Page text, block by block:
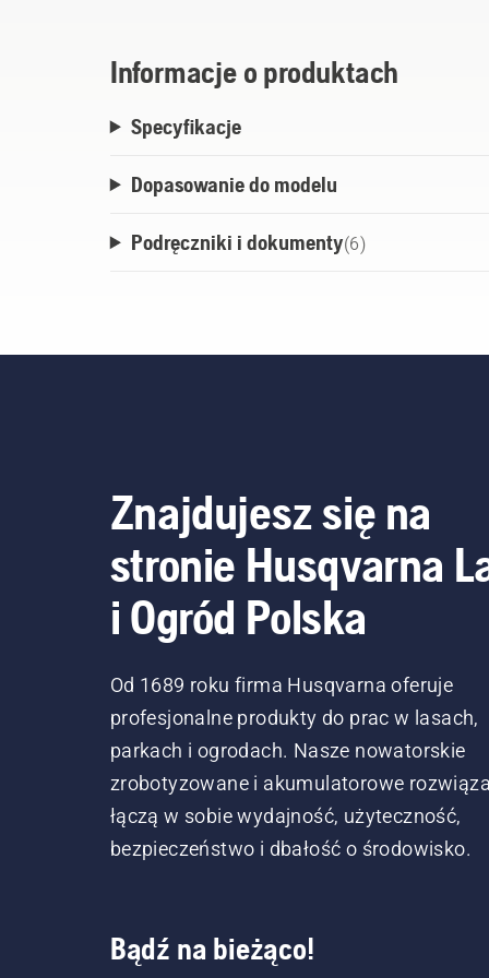
zasięg Wi-Fi w Twoim ogrodzie jest
W przypadku kosiarek z łącznością
ustawień i odbieranie powiadomień za
Zestaw wymaga instalacji przez dilera
obszary, w których zasięg może być
specjalistycznej sieci komórkowej innej
telefonu nie jest wiarygodnym sposobem
miała zasięg. Aby uzyskać więcej
Informacje o produktach
Specyfikacje
Dopasowanie do modelu
Podręczniki i dokumenty(6)
Znajdujesz się na
stronie Husqvarna
i Ogród Polska
Od 1689 roku firma Husqvarna oferuje
profesjonalne produkty do prac w lasach,
parkach i ogrodach. Nasze nowatorskie
zrobotyzowane i akumulatorowe
łączą w sobie wydajność, użyteczność,
bezpieczeństwo i dbałość o środowisko.
Bądź na bieżąco!